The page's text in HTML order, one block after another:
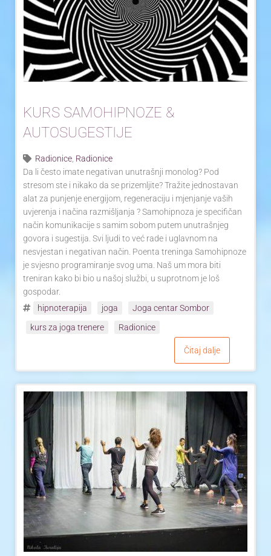
KURS SAMOHIPNOZE &
AUTOSUGESTIJE
Radionice Radionice
Da li često imate negativan unutrašnji monolog? Pod
stresom ste i nikako da se prizemljite? Tražite jednostavan
alat za punjenje energijom, regeneraciju i mjenjanje vaših
uvjerenja i načina razmišljanja ? Samohipnoza je specifičan
način komunikacije s samim sobom putem unutrašnjeg
govora i sugestija. Svi ljudi to već rade i uglavnom na
nesvjestan i negativan način. Poenta treninga Samohipnoze
je svjesno programiranje svog uma. Naš um mora biti
treniran kako bi bio u našoj službi, u suprotnom je loš
gospodar.
hipnoterapija
joga
Joga centar Sombor
kurs za joga trenere
Radionice
Čitaj dalje